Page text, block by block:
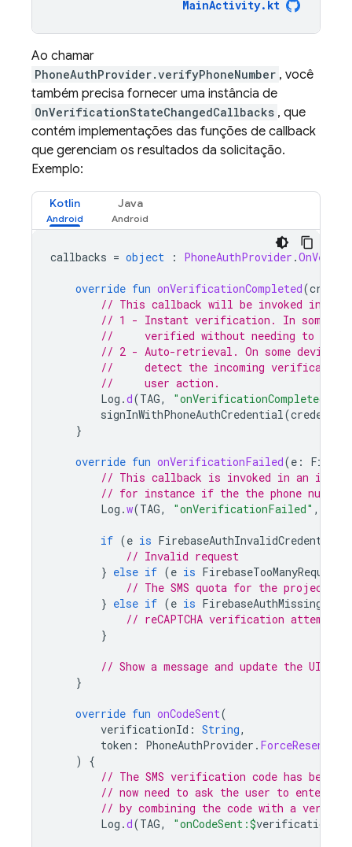
MainActivity.kt
Ao chamar
PhoneAuthProvider.verifyPhoneNumber , você
também precisa fornecer uma instância de
OnVerificationStateChangedCallbacks , que
contém implementações das funções de callback
que gerenciam os resultados da solicitação.
Exemplo:
Kotlin Java
callbacks = object : PhoneAuthProvider .
override fun onVerificationCompleted(
// This callback will be invoked in
// 1 - Instant verification. In some
//     verified without needing to
// 2 - Auto-retrieval. On some devices
//     detect the incoming verification
//     user action.
Log .d(TAG, "onVerificationCompleted:
signInWithPhoneAuthCredential(
}
override fun onVerificationFailed(e :
// This callback is invoked in an
// for instance if the the phone
Log .w(TAG, "onVerificationFailed" ,
if (e is
// Invalid request
} else if (e is
// The SMS quota for the project has
} else if (e is
// reCAPTCHA verification
}
// Show a message and update the UI
}
override fun onCodeSent(
verificationId : String,
token : PhoneAuthProvider .
)
{
// The SMS verification code has been
// now need to ask the user to enter
// by combining the code with a
Log .d(TAG, "onCodeSent:$verificationId